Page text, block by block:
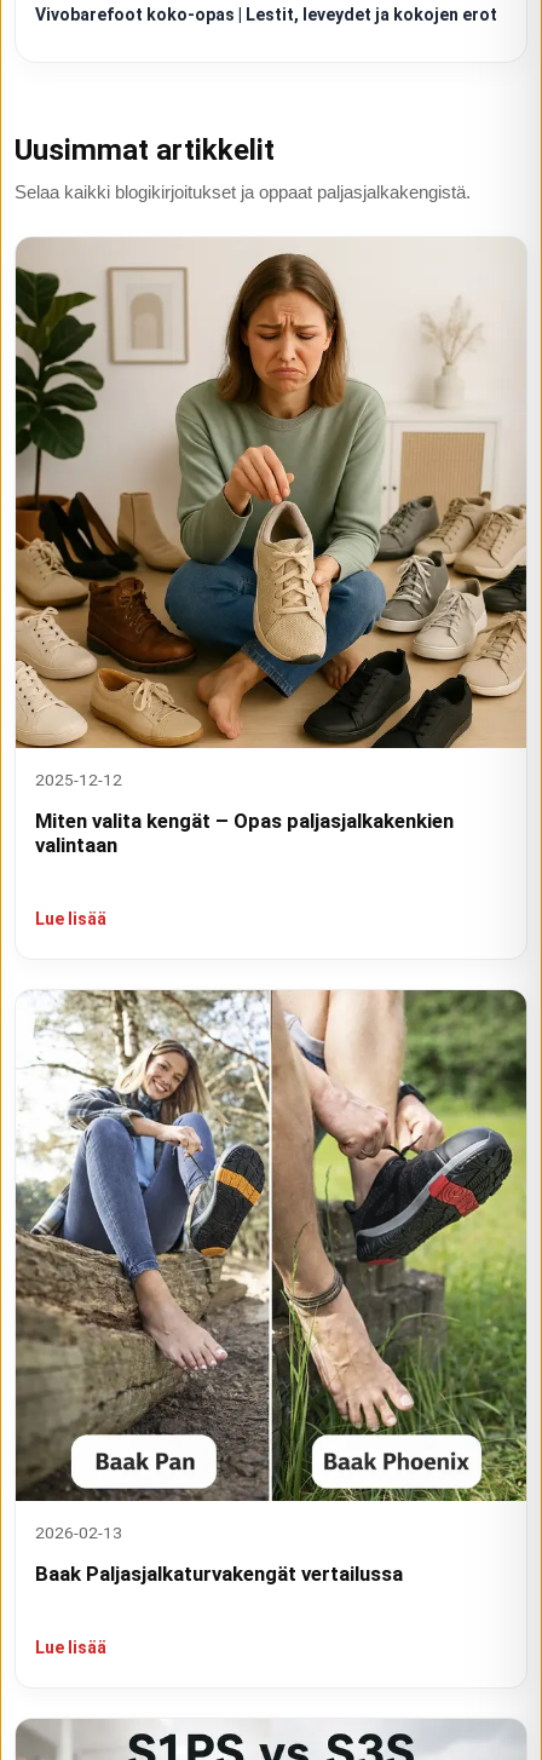
Vivobarefoot koko-opas | Lestit, leveydet ja kokojen erot
Uusimmat artikkelit
Selaa kaikki blogikirjoitukset ja oppaat paljasjalkakengistä.
2025-12-12
Miten valita kengät – Opas paljasjalkakenkien
valintaan
Lue lisää
2026-02-13
Baak Paljasjalkaturvakengät vertailussa
Lue lisää